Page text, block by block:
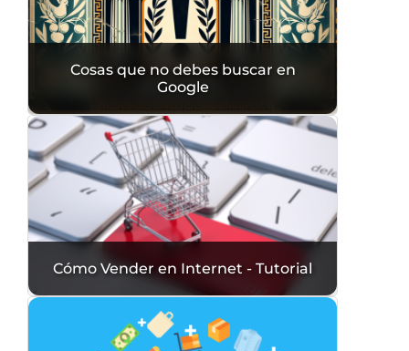
Cosas que no debes buscar en
Google
Cómo Vender en Internet - Tutorial